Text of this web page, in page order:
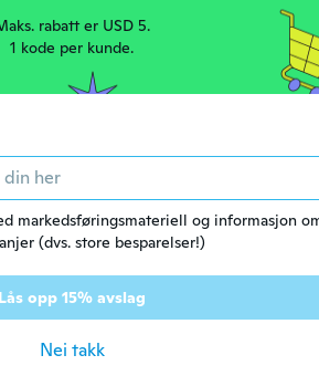
de un mes
pero me encanto.
rabatt er USD 5.
1 kode per kunde.
markedsføringsmateriell og informasjon
(dvs. store besparelser!)
Lås opp 15% avslag
Nei takk